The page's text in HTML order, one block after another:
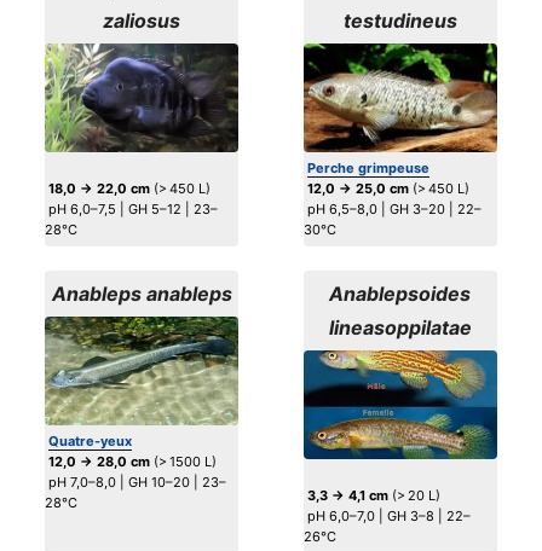
zaliosus
18,0 → 22,0 cm (> 450 L)
pH 6,0–7,5 | GH 5–12 | 23–
28°C
testudineus
Perche grimpeuse
12,0 → 25,0 cm(> 450 L)
pH 6,5–8,0 | GH 3–20 | 22–
30°C
Anableps anableps
Quatre-yeux
12,0 → 28,0 cm (> 1500 L)
pH 7,0–8,0 | GH 10–20 | 23–
28°C
Anablepsoides
lineasoppilatae
3,3 → 4,1 cm(> 20 L)
pH 6,0–7,0 | GH 3–8 | 22–
26°C